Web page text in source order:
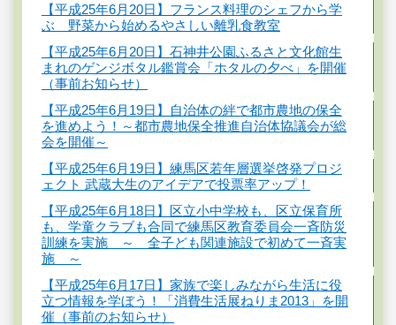
【平成25年6月20日】フランス料理のシェフから学
ぶ 野菜から始めるやさしい離乳食教室
【平成25年6月20日】石神井公園ふるさと文化館生
まれのゲンジボタル鑑賞会「ホタルの夕べ」を開催
（事前お知らせ）
【平成25年6月19日】自治体の絆で都市農地の保全
を進めよう！～都市農地保全推進自治体協議会が総
会を開催～
【平成25年6月19日】練馬区若年層選挙啓発プロジ
ェクト 武蔵大生のアイデアで投票率アップ！
【平成25年6月18日】区立小中学校も、区立保育所
も、学童クラブも合同で練馬区教育委員会一斉防災
訓練を実施 ～ 全子ども関連施設で初めて一斉実
施 ～
【平成25年6月17日】家族で楽しみながら生活に役
立つ情報を学ぼう！「消費生活展ねりま2013」を開
催（事前のお知らせ）